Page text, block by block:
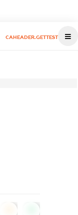
CAHEADER.GETTEST